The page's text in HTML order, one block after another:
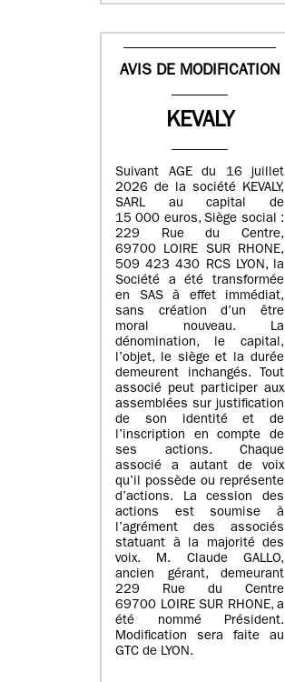
AVIS DE MODIFICATION
KEVALY
Suivant AGE du 16 juillet
2026 de la société KEVALY,
SARL au capital de
15 000 euros, Siège social :
229 Rue du Centre,
69700 LOIRE SUR RHONE,
509 423 430 RCS LYON, la
Société a été transformée
en SAS à effet immédiat,
sans création d’un être
moral nouveau. La
dénomination, le capital,
l’objet, le siège et la durée
demeurent inchangés. Tout
associé peut participer aux
assemblées sur justification
de son identité et de
l’inscription en compte de
ses actions. Chaque
associé a autant de voix
qu’il possède ou représente
d’actions. La cession des
actions est soumise à
l’agrément des associés
statuant à la majorité des
voix. M. Claude GALLO,
ancien gérant, demeurant
229 Rue du Centre
69700 LOIRE SUR RHONE, a
été nommé Président.
Modification sera faite au
GTC de LYON.